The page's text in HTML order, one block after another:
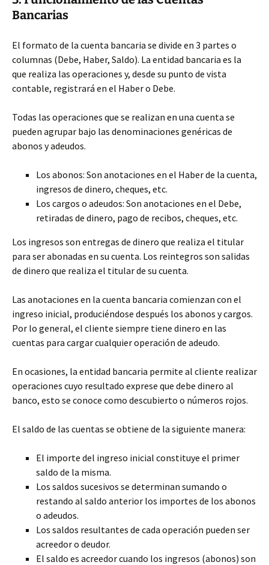
Bancarias
El formato de la cuenta bancaria se divide en 3 partes o
columnas (Debe, Haber, Saldo). La entidad bancaria es la
que realiza las operaciones y, desde su punto de vista
contable, registrará en el Haber o Debe.
Todas las operaciones que se realizan en una cuenta se
pueden agrupar bajo las denominaciones genéricas de
abonos y adeudos.
Los abonos: Son anotaciones en el Haber de la cuenta,
ingresos de dinero, cheques, etc.
Los cargos o adeudos: Son anotaciones en el Debe,
retiradas de dinero, pago de recibos, cheques, etc.
Los ingresos son entregas de dinero que realiza el titular
para ser abonadas en su cuenta. Los reintegros son salidas
de dinero que realiza el titular de su cuenta.
Las anotaciones en la cuenta bancaria comienzan con el
ingreso inicial, produciéndose después los abonos y cargos.
Por lo general, el cliente siempre tiene dinero en las
cuentas para cargar cualquier operación de adeudo.
En ocasiones, la entidad bancaria permite al cliente realizar
operaciones cuyo resultado exprese que debe dinero al
banco, esto se conoce como descubierto o números rojos.
El saldo de las cuentas se obtiene de la siguiente manera:
El importe del ingreso inicial constituye el primer
saldo de la misma.
Los saldos sucesivos se determinan sumando o
restando al saldo anterior los importes de los abonos
o adeudos.
Los saldos resultantes de cada operación pueden ser
acreedor o deudor.
El saldo es acreedor cuando los ingresos (abonos) son